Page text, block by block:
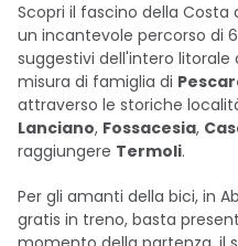
Scopri il fascino della Costa
un incantevole percorso di
suggestivi dell'intero litorale
misura di famiglia di
attraverso le storiche
Lanciano, Fossacesia,
raggiungere Termoli.
Per gli amanti della bici, in
gratis in treno, basta